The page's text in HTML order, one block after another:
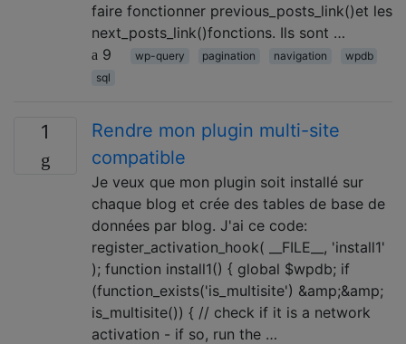
faire fonctionner previous_posts_link()et les
next_posts_link()fonctions. Ils sont …
9
wp-query pagination navigation
wpdb
sql
1
Rendre mon plugin multi-site
compatible
Je veux que mon plugin soit installé sur
chaque blog et crée des tables de base de
données par blog. J'ai ce code:
register_activation_hook( __FILE__, 'install1'
); function install1() { global $wpdb; if
(function_exists('is_multisite') &amp;&amp;
is_multisite()) { // check if it is a network
activation - if so, run the …